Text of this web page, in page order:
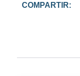
COMPARTIR: